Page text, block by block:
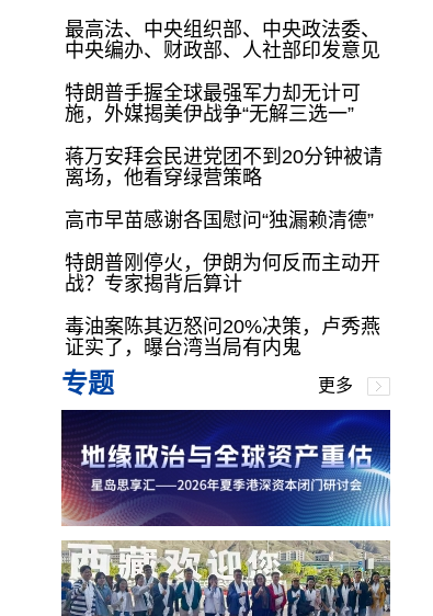
最高法、中央组织部、中央政法委、
中央编办、财政部、人社部印发意见
特朗普手握全球最强军力却无计可
施，外媒揭美伊战争“无解三选一”
蒋万安拜会民进党团不到20分钟被请
离场，他看穿绿营策略
高市早苗感谢各国慰问“独漏赖清德”
特朗普刚停火，伊朗为何反而主动开
战？专家揭背后算计
毒油案陈其迈怒问20%决策，卢秀燕
证实了，曝台湾当局有内鬼
专题 更多